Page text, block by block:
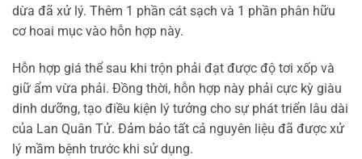
dừa đã xử lý. Thêm 1 phần cát sạch và 1 phần phân hữu
cơ hoai mục vào hỗn hợp này.
Hỗn hợp giá thể sau khi trộn phải đạt được độ tơi xốp và
giữ ẩm vừa phải. Đồng thời, hỗn hợp này phải cực kỳ giàu
dinh dưỡng, tạo điều kiện lý tưởng cho sự phát triển lâu dài
của Lan Quân Tử. Đảm bảo tất cả nguyên liệu đã được xử
lý mầm bệnh trước khi sử dụng.